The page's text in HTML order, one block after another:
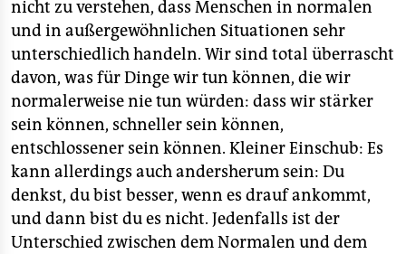
nicht zu verstehen, dass Menschen in normalen
und in außergewöhnlichen Situationen sehr
unterschiedlich handeln. Wir sind total überrascht
davon, was für Dinge wir tun können, die wir
normalerweise nie tun würden: dass wir stärker
sein können, schneller sein können,
entschlossener sein können. Kleiner Einschub: Es
kann allerdings auch andersherum sein: Du
denkst, du bist besser, wenn es drauf ankommt,
und dann bist du es nicht. Jedenfalls ist der
Unterschied zwischen dem Normalen und dem